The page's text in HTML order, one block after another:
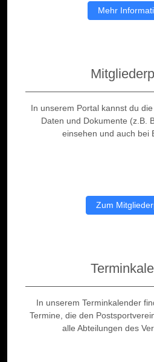
Mehr
In unserem Portal kannst du
Daten und Dokumente (z.B.
einsehen und auch bei
Zum
In unserem Terminkalender
Termine, die den
alle Abteilungen des